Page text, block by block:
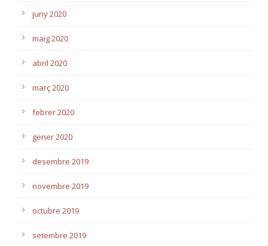
juny 2020
maig 2020
abril 2020
març 2020
febrer 2020
gener 2020
desembre 2019
novembre 2019
octubre 2019
setembre 2019